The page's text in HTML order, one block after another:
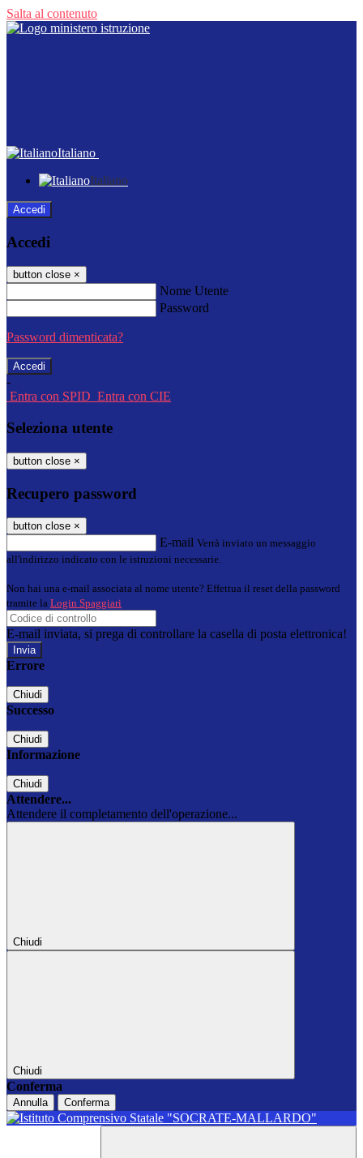
Salta al contenuto
Italiano
Italiano
Accedi
Accedi
button close ×
Nome Utente
Password
Password dimenticata?
-
Entra con SPID Entra con CIE
Seleziona utente
button close ×
Recupero password
button close ×
E-mail Verrà inviato un messaggio
all'indirizzo indicato con le istruzioni necessarie.
Non hai una e-mail associata al nome utente? Effettua il reset della password
tramite la Login Spaggiari
E-mail inviata, si prega di controllare la casella di posta elettronica!
Errore
Chiudi
Successo
Chiudi
Informazione
Chiudi
Attendere...
Attendere il completamento dell'operazione...
Chiudi
Chiudi
Conferma
Annulla Conferma